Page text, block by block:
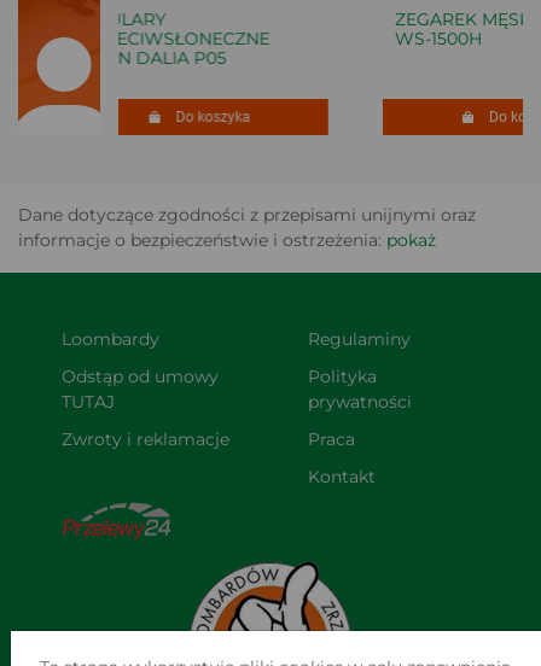
OKULARY
PRZECIWSŁONECZNE
JOHN DALIA P05
Do koszyka
ZEGAREK MĘSKI
WS-1500H
Do
Dane dotyczące zgodności z przepisami unijnymi oraz
informacje o bezpieczeństwie i ostrzeżenia: pokaż
Loombardy
Odstąp od umowy
TUTAJ
Zwroty i reklamacje
Regulaminy
Polityka
prywatności
Praca
Kontakt